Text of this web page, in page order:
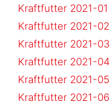
Kraftfutter 2021-01
Kraftfutter 2021-02
Kraftfutter 2021-03
Kraftfutter 2021-04
Kraftfutter 2021-05
Kraftfutter 2021-06